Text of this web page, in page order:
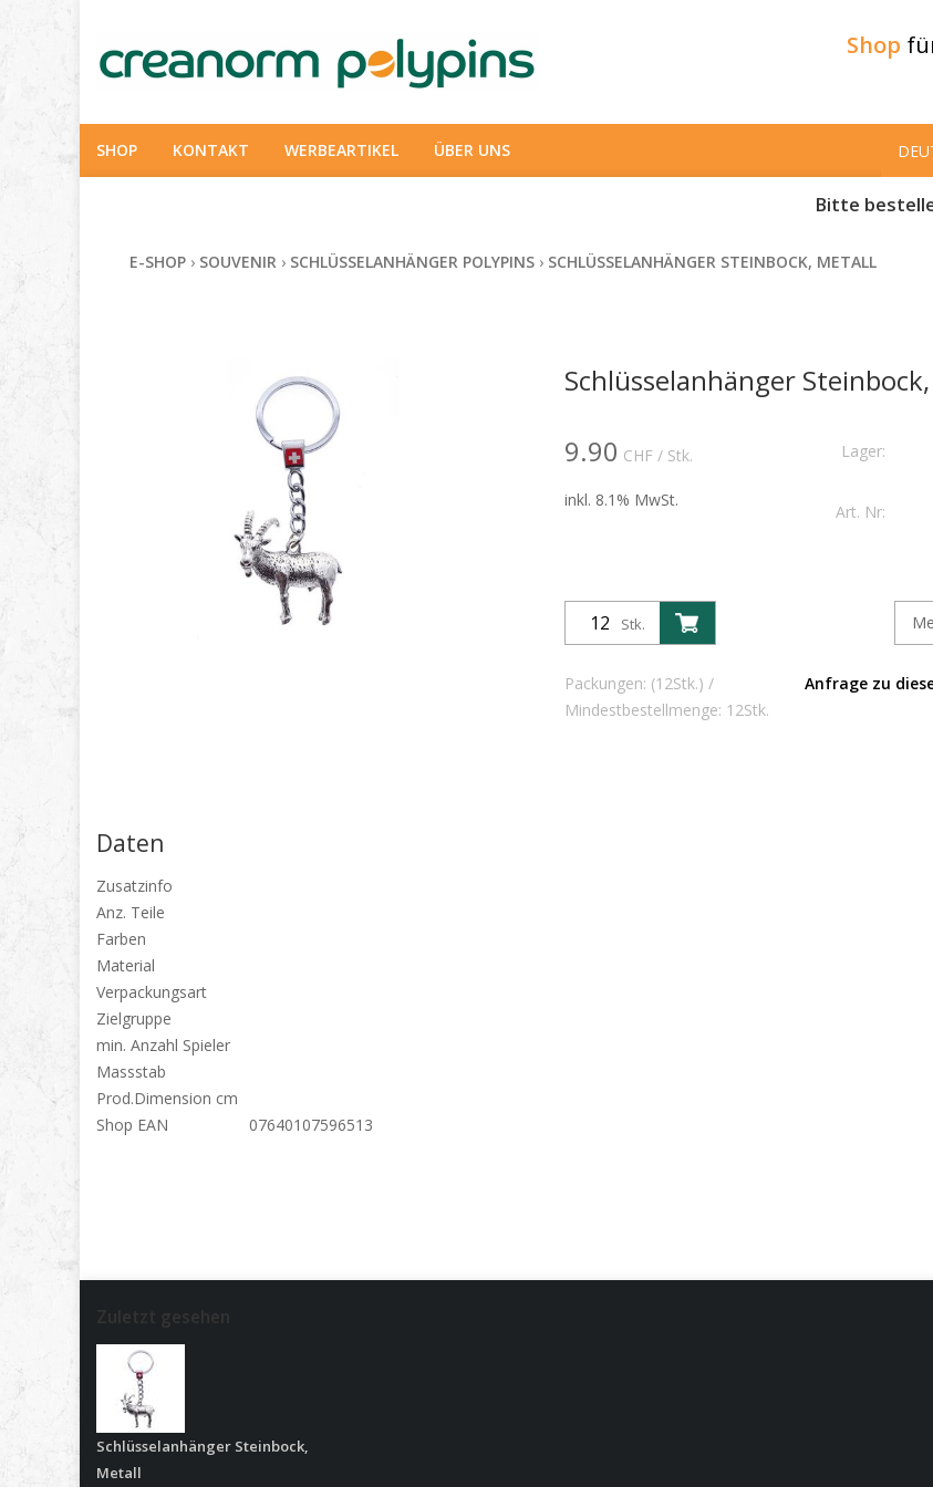
Shop
SHOP KONTAKT WERBEARTIKEL ÜBER UNS
Bitte
E-SHOP › SOUVENIR › SCHLÜSSELANHÄNGER POLYPINS › SCHLÜSSELANHÄNGER STEINBOCK, METALL
Schlüsselanhänger
9.90 CHF / Stk.
inkl. 8.1% MwSt.
Lager:
Art. Nr:
Stk.
Packungen: (12Stk.) /
Mindestbestellmenge: 12Stk.
Anfrage zu
Daten
Zusatzinfo
Anz. Teile
Farben
Material
Verpackungsart
Zielgruppe
min. Anzahl Spieler
Massstab
Prod.Dimension cm
Shop EAN
07640107596513
Schlüsselanhänger Steinbock,
Metall